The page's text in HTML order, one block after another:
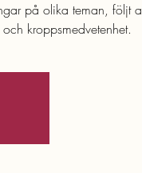
på olika teman, följt
kroppsmedvetenhet.